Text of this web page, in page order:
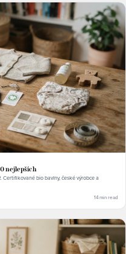
nejlepších
bio bavlny, české výrobce a
14 min read